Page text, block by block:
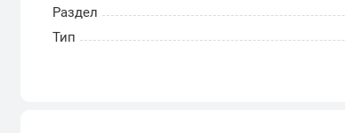
Раздел
Тип